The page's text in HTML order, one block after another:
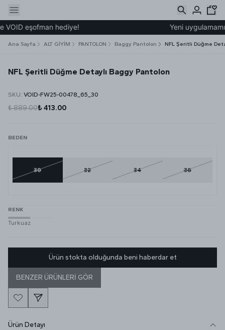
eşofman hediye! Yeni
Ana Sayfa ALT GİYİM PANTOLON Baggy Pantolon NFL Şeritli Düğme
NFL Şeritli Düğme Detaylı Baggy Pantolon
SKU: VOID-FW25-00478_65_30
₺ 889.00₺ 413.00
BEDEN
30 32 34 36
RENK
Turkuaz
Ürün stokta olduğunda beni haberdar et
BENZER ÜRÜNLERİ GÖR
Ürün Detayı